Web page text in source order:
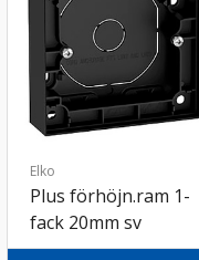
Elko
Plus förhöjn.ram 1-
fack 20mm sv